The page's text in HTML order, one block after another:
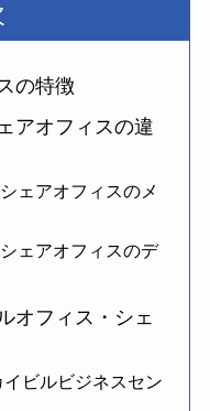
の特徴
アオフィスの違
ェアオフィスのメ
ェアオフィスのデ
オフィス・シェ
ビルビジネスセン